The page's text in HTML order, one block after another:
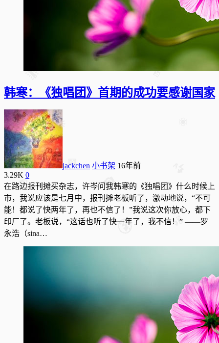
韩寒：《独唱团》首期的成功要感谢国家
jackchen 小书架 16年前
3.29K 0
在路边报刊摊买杂志，许岑问我韩寒的《独唱团》什么时候上
市，我说应该是七月中，报刊摊老板听了，激动地说，“不可
能！都说了快两年了，再也不信了！”我说这次你放心，都下
印厂了。老板说，“这话也听了快一年了，我不信！” ——罗
永浩（sina…